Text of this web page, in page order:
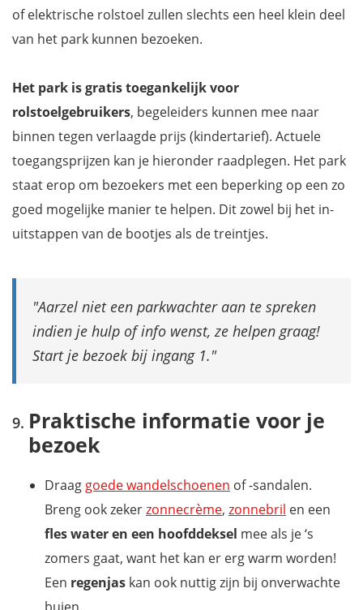
of elektrische rolstoel zullen slechts een heel klein deel
van het park kunnen bezoeken.
Het park is gratis toegankelijk voor
rolstoelgebruikers, begeleiders kunnen mee naar
binnen tegen verlaagde prijs (kindertarief). Actuele
toegangsprijzen kan je hieronder raadplegen. Het park
staat erop om bezoekers met een beperking op een zo
goed mogelijke manier te helpen. Dit zowel bij het in-
uitstappen van de bootjes als de treintjes.
Aarzel niet een parkwachter aan te spreken
indien je hulp of info wenst, ze helpen graag!
Start je bezoek bij ingang 1.
Praktische informatie voor je
bezoek
Draag goede wandelschoenen of -sandalen.
Breng ook zekerzonnecrème, zonnebril en een
fles water en een hoofddeksel mee als je ‘s
zomers gaat, want het kan er erg warm worden!
Een regenjas kan ook nuttig zijn bij onverwachte